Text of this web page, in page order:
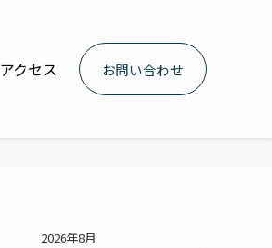
アクセス お問い合わせ
2026年8月